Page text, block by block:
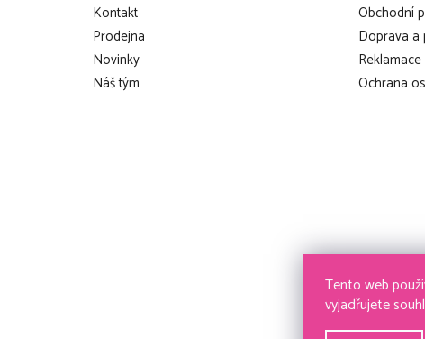
Tento web
vyjadřujete
Kontakt
Prodejna
Novinky
Náš tým
Obchodní
Doprava a
Ochrana